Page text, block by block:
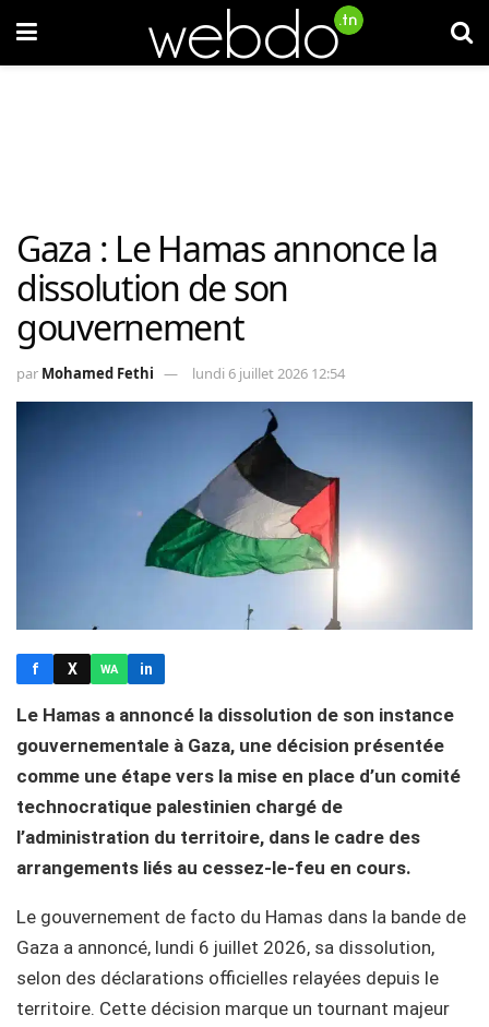
Gaza : Le Hamas annonce la
dissolution de son
gouvernement
par Mohamed Fethi lundi 6 juillet 2026 12:54
f X WA in
Le Hamas a annoncé la dissolution de son instance
gouvernementale à Gaza, une décision présentée
comme une étape vers la mise en place d’un comité
technocratique palestinien chargé de
l’administration du territoire, dans le cadre des
arrangements liés au cessez-le-feu en cours.
Le gouvernement de facto du Hamas dans la bande de
Gaza a annoncé, lundi 6 juillet 2026, sa dissolution,
selon des déclarations officielles relayées depuis le
territoire. Cette décision marque un tournant majeur